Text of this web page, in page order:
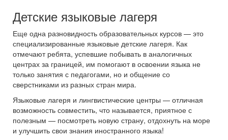
Детские языковые лагеря
Еще одна разновидность образовательных курсов — это
специализированные языковые детские лагеря. Как
отмечают ребята, успевшие побывать в аналогичных
центрах за границей, им помогают в освоении языка не
только занятия с педагогами, но и общение со
сверстниками из разных стран мира.
Языковые лагеря и лингвистические центры — отличная
возможность совместить, что называется, приятное с
полезным — посмотреть новую страну, отдохнуть на море
и улучшить свои знания иностранного языка!